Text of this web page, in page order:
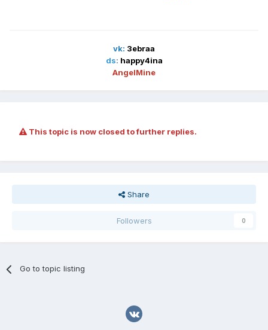
vk: 3ebraa
ds: happy4ina
AngelMine
This topic is now closed to further replies.
Share
Followers 0
Go to topic listing